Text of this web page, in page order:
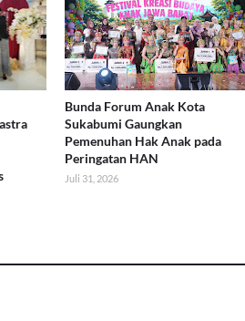
Bunda Forum Anak Kota
Sukabumi Gaungkan
Pemenuhan Hak Anak pada
Peringatan HAN
Juli 31, 2026